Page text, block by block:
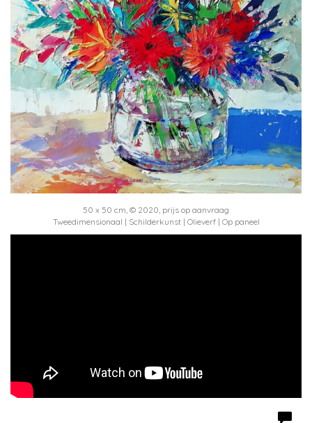
50 x 50 cm, © 2020, prijs op aanvraag
Tweedimensionaal | Schilderkunst | Olieverf | Op paneel